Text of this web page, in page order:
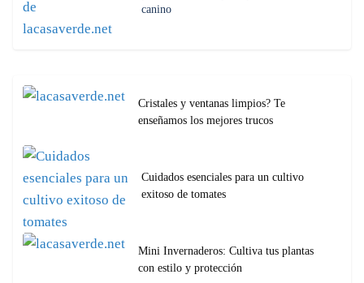
canino
Cristales y ventanas limpios? Te
enseñamos los mejores trucos
Cuidados esenciales para un cultivo
exitoso de tomates
Mini Invernaderos: Cultiva tus plantas
con estilo y protección